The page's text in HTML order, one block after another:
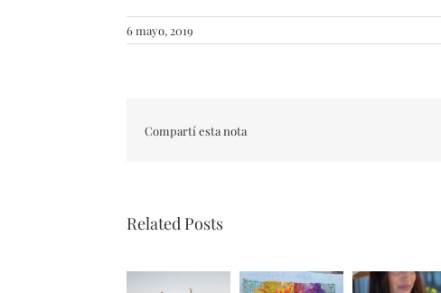
6 mayo, 2019
Compartí esta nota
Related Posts